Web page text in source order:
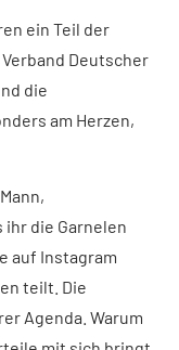
ein Teil der
Deutscher
die
am Herzen,
die Garnelen
auf Instagram
teilt. Die
Agenda. Warum